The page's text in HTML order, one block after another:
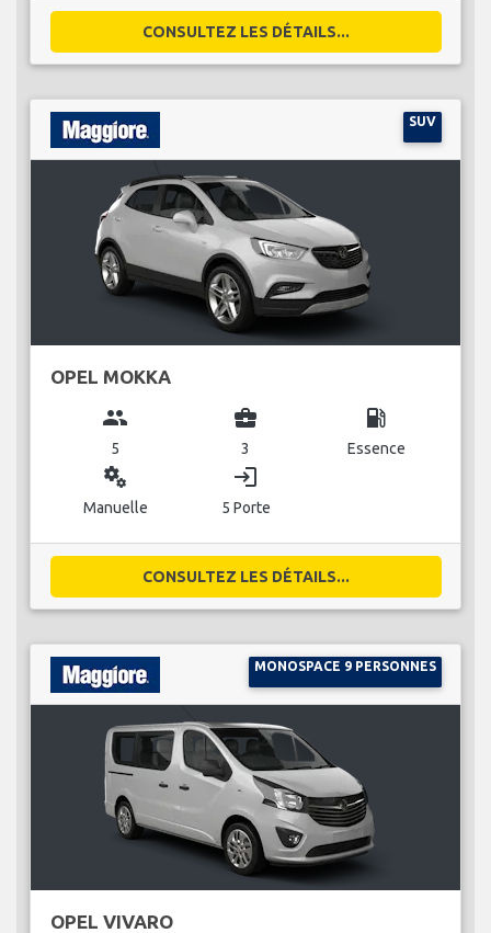
CONSULTEZ LES DÉTAILS...
SUV
OPEL MOKKA
group
5
business_center
3
local_gas_station
Essence
miscellaneous_services
Manuelle
login
5 Porte
CONSULTEZ LES DÉTAILS...
MONOSPACE 9 PERSONNES
OPEL VIVARO